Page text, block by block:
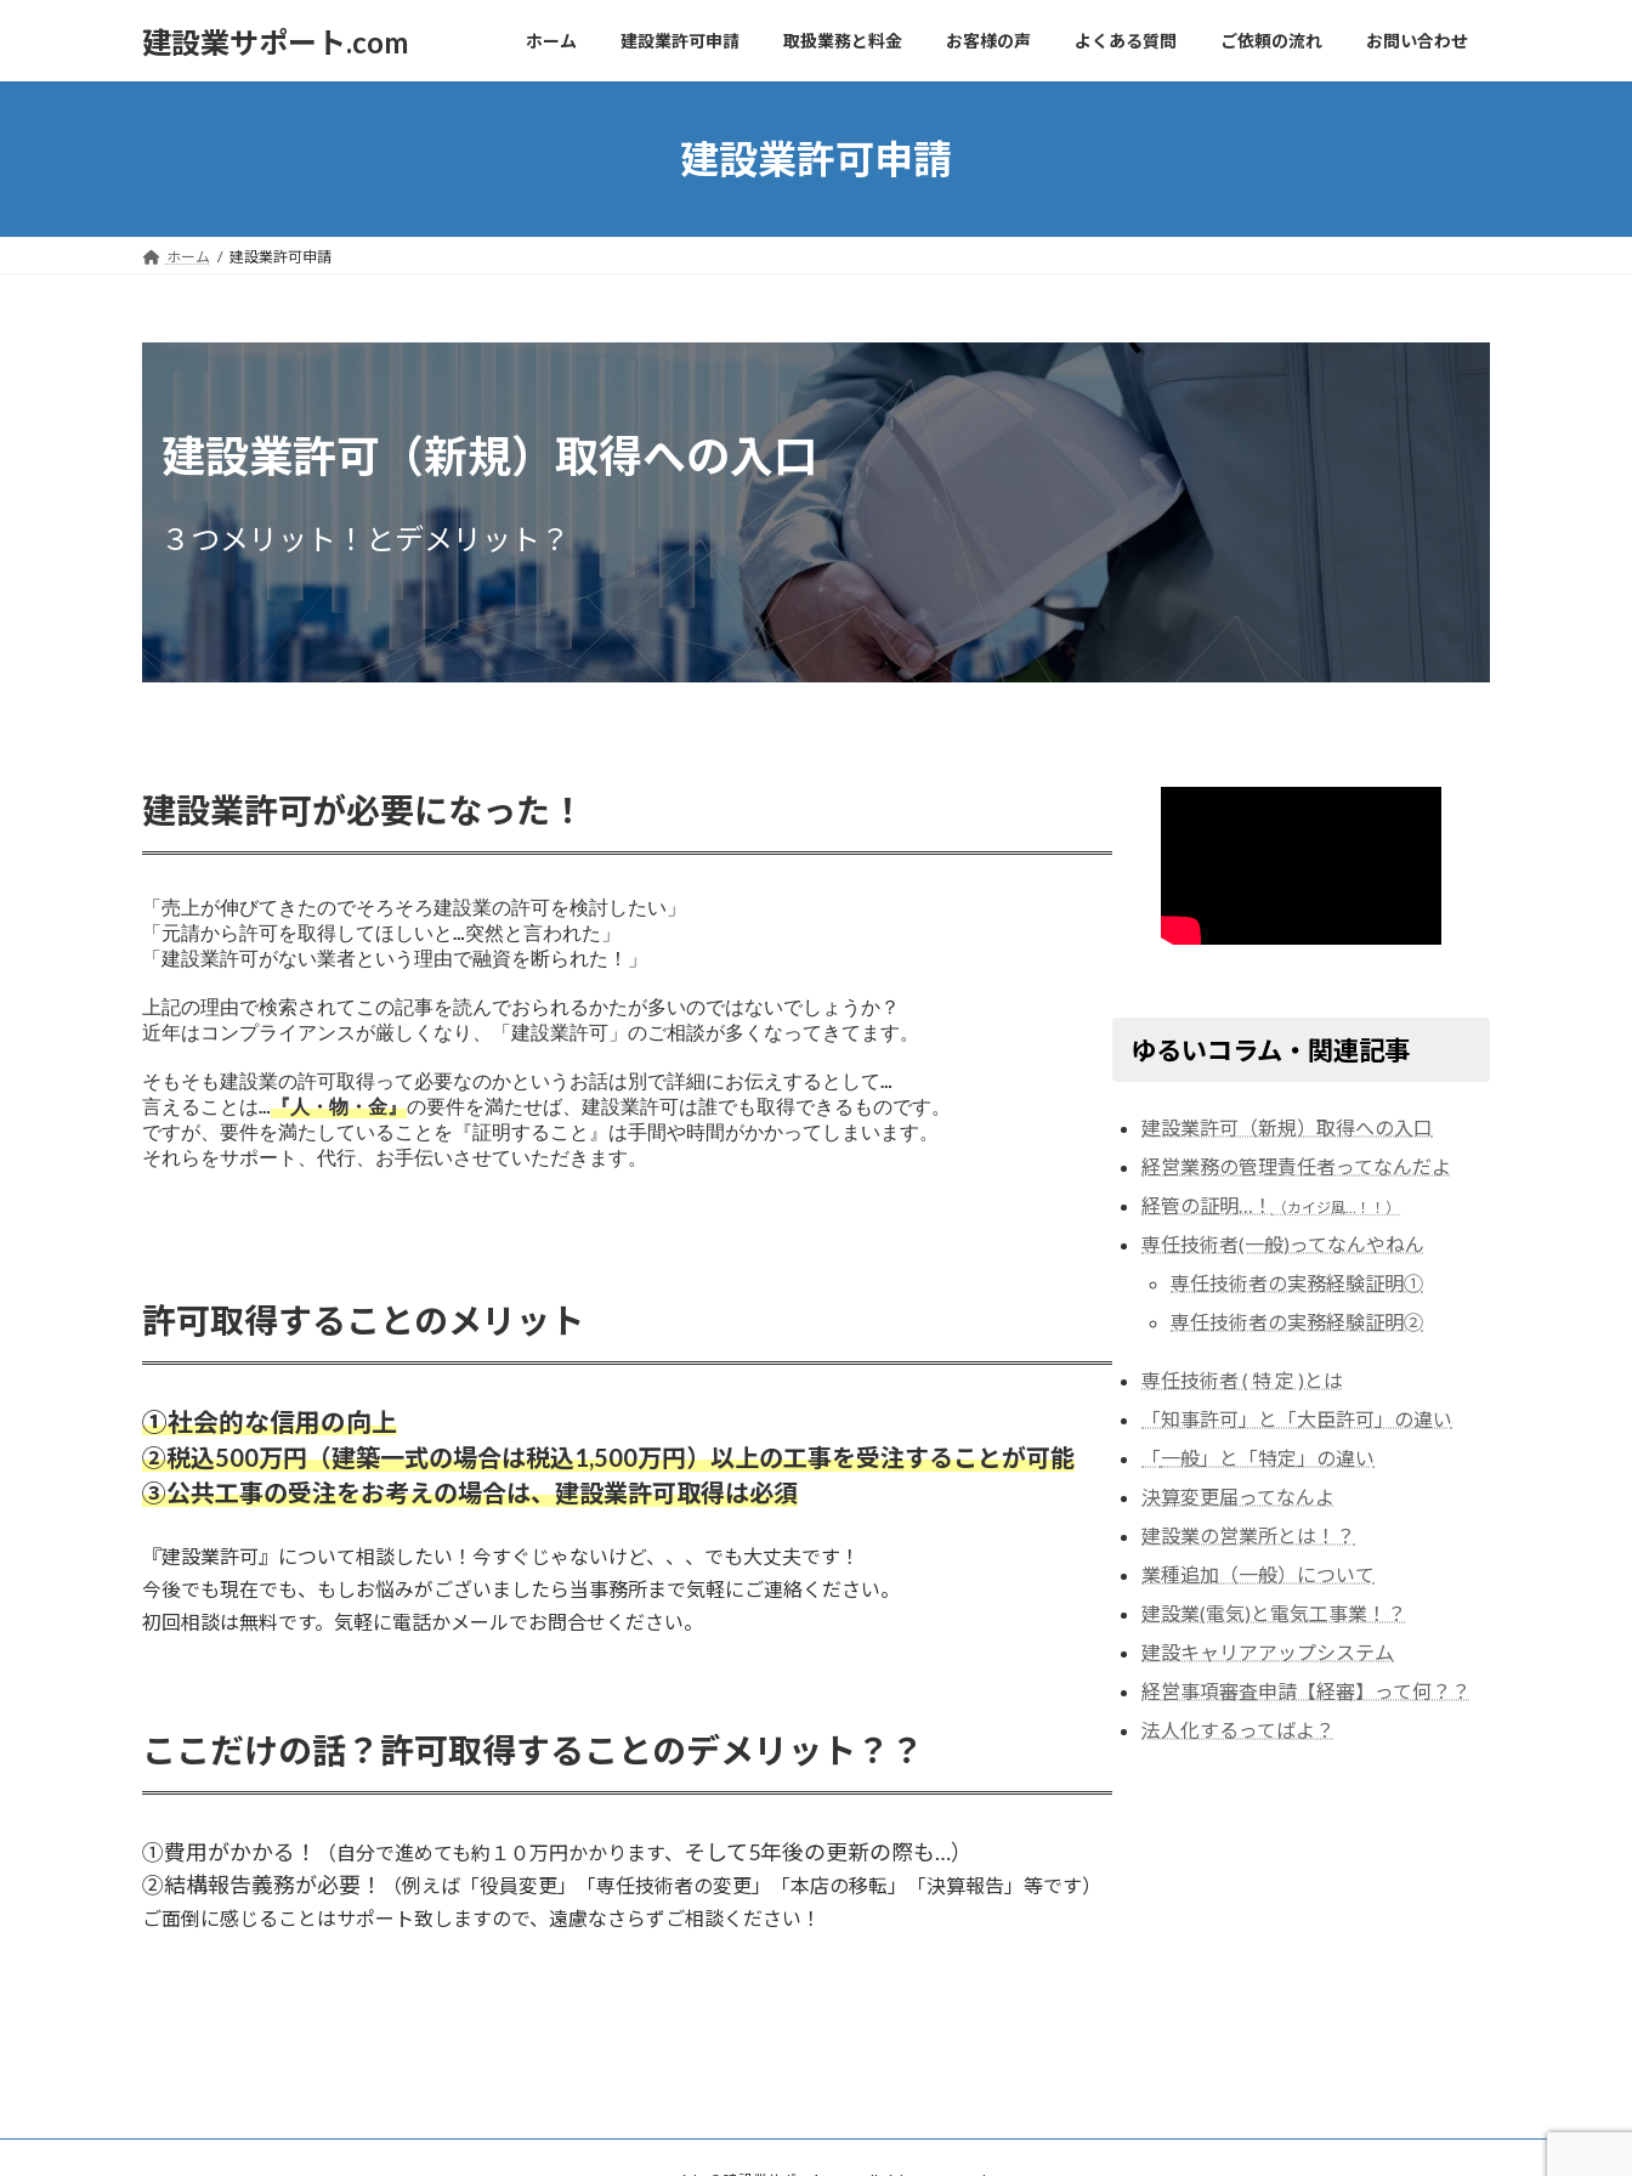
建設業サポート.com ホーム 建設業許可申請 取扱業務と料金 お客様の声 よくある質問 ご依頼の流れ お問い合わせ
建設業許可申請
ホーム 建設業許可申請
建設業許可（新規）取得への入口
３つメリット！とデメリット？
建設業許可が必要になった！
「売上が伸びてきたのでそろそろ建設業の許可を検討したい」
「元請から許可を取得してほしいと…突然と言われた」
「建設業許可がない業者という理由で融資を断られた！」
上記の理由で検索されてこの記事を読んでおられるかたが多いのではないでしょうか？
近年はコンプライアンスが厳しくなり、「建設業許可」のご相談が多くなってきてます。
そもそも建設業の許可取得って必要なのかというお話は別で詳細にお伝えするとして…
言えることは…『人・物・金』の要件を満たせば、建設業許可は誰でも取得できるものです。
ですが、要件を満たしていることを『証明すること』は手間や時間がかかってしまいます。
それらをサポート、代行、お手伝いさせていただきます。
許可取得することのメリット
①社会的な信用の向上
②税込500万円（建築一式の場合は税込1,500万円）以上の工事を受注することが可能
③公共工事の受注をお考えの場合は、建設業許可取得は必須
『建設業許可』について相談したい！今すぐじゃないけど、、、でも大丈夫です！
今後でも現在でも、もしお悩みがございましたら当事務所まで気軽にご連絡ください。
初回相談は無料です。気軽に電話かメールでお問合せください。
ここだけの話？許可取得することのデメリット？？
①費用がかかる！ （自分で進めても約１０万円かかります、
そして5年後の更新の際も…）
②結構報告義務が必要！
（例えば「役員変更」「専任技術者の変更」「本店の移転」「決算報告」等です）
ご面倒に感じることはサポート致しますので、遠慮なさらずご相談ください！
ゆるいコラム・関連記事
建設業許可（新規）取得への入口
経営業務の管理責任者ってなんだよ
経管の証明…！
（カイジ風…！！）
専任技術者(一般)ってなんやねん
専任技術者の実務経験証明①
専任技術者の実務経験証明➁
専任技術者 ( 特 定 )とは
「知事許可」と「大臣許可」の違い
「一般」と「特定」の違い
決算変更届ってなんよ
建設業の営業所とは！？
業種追加（一般）について
建設業(電気)と電気工事業！？
建設キャリアアップシステム
経営事項審査申請【経審】って何？？
法人化するってばよ？